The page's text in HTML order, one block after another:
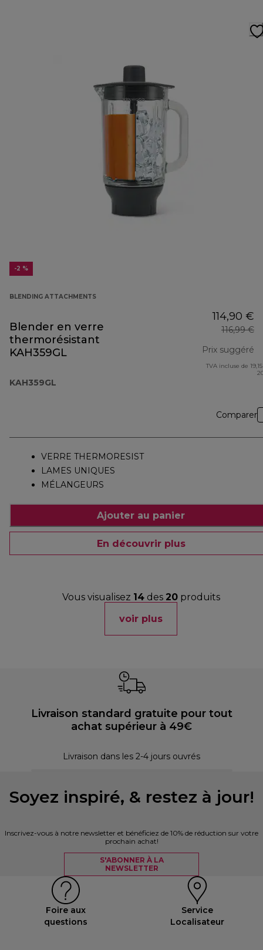
-2 %
BLENDING ATTACHMENTS
Blender en verre
thermorésistant
KAH359GL
KAH359GL
114,90 €
116,99 €
Prix suggéré
TVA incluse de
Comparer
VERRE THERMORESIST
LAMES UNIQUES
MÉLANGEURS
Ajouter au panier
En découvrir plus
Vous visualisez 14des 20produits
voir plus
Livraison standard gratuite pour tout
achat supérieur à 49€
Livraison dans les 2-4 jours ouvrés
Soyez inspiré, & restez à jour!
Inscrivez-vous à notre newsletter et bénéficiez de 10% de réduction sur votre
prochain achat!
S'ABONNER À LA
NEWSLETTER
Foire aux
questions
Service
Localisateur